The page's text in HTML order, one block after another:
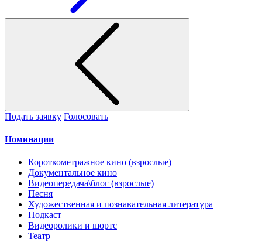
Подать заявку Голосовать
Номинации
Короткометражное кино (взрослые)
Документальное кино
Видеопередача\блог (взрослые)
Песня
Художественная и познавательная литература
Подкаст
Видеоролики и шортс
Театр